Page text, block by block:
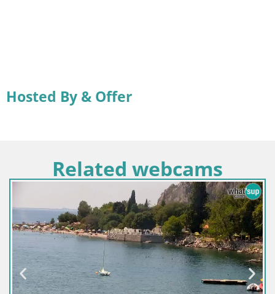
Hosted By & Offer
Related webcams